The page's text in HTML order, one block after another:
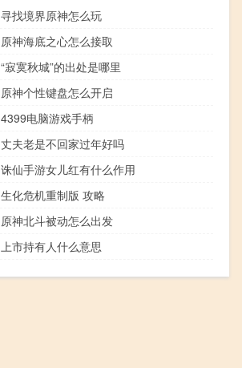
寻找境界原神怎么玩
原神海底之心怎么接取
“寂寞秋城”的出处是哪里
原神个性键盘怎么开启
4399电脑游戏手柄
丈夫老是不回家过年好吗
诛仙手游女儿红有什么作用
生化危机重制版 攻略
原神北斗被动怎么出发
上市持有人什么意思